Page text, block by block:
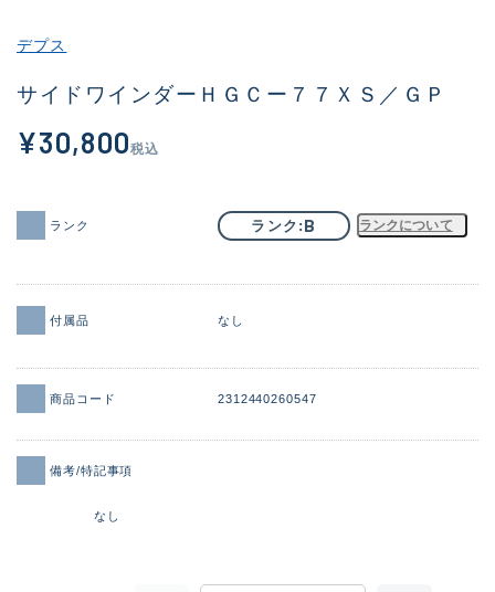
その他
新商品 (1851)
価格
デプス
サイドワインダーＨＧＣー７７ＸＳ／ＧＰ
¥30,800税込
ランク ランク B ランクについて
付属品 なし
商品コード 2312440260547
備考/特記事項
なし